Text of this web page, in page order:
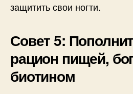
защитить свои ногти.
Совет 5:
рацион пищей,
биотином